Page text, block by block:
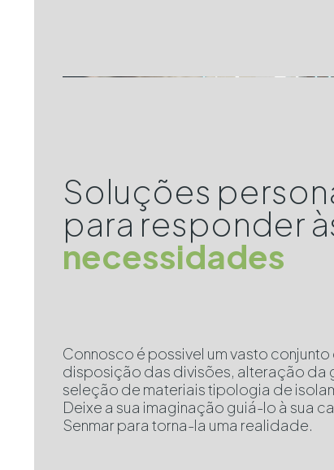
Soluções
para responder
necessidades
Connosco é possivel um vasto
disposição das divisões, alteração da
seleção de materiais tipologia de
Deixe a sua imaginação guiá-lo à sua
Senmar para torna-la uma realidade.